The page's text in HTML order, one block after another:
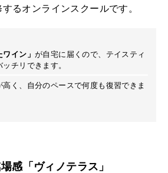
るオンラインスクールです。
ワイン」が自宅に届くので、テイスティ
チリできます。
高く、自分のペースで何度も復習できま
感「ヴィノテラス」